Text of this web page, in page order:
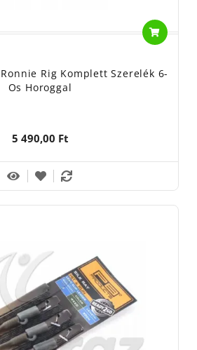
Rig Komplett Szerelék 6-
Os Horoggal
5 490,00 Ft